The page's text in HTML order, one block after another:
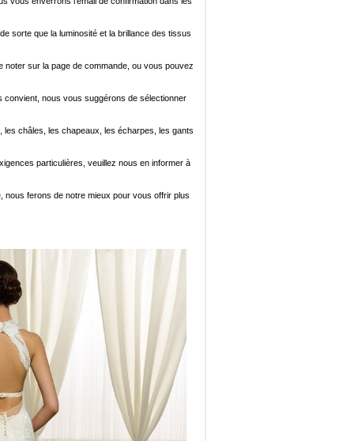
sorte que la luminosité et la brillance des tissus
noter sur la page de commande, ou vous pouvez
convient, nous vous suggérons de sélectionner
châles, les chapeaux, les écharpes, les gants
particulières, veuillez nous en informer à
ferons de notre mieux pour vous offrir plus